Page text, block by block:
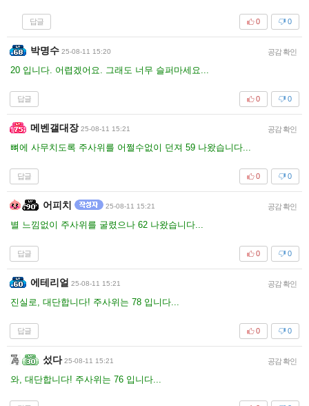
답글 0
0
박명수 25-08-11 15:20 공감 확인
20 입니다. 어렵겠어요. 그래도 너무 슬퍼마세요...
답글 0
0
메벤갤대장 25-08-11 15:21 공감 확인
뼈에 사무치도록 주사위를 어쩔수없이 던져 59 나왔습니다...
답글 0
0
어피치 25-08-11 15:21 공감 확인
별 느낌없이 주사위를 굴렸으나 62 나왔습니다...
답글 0
0
에테리얼 25-08-11 15:21 공감 확인
진실로, 대단합니다! 주사위는 78 입니다...
답글 0
0
섰다 25-08-11 15:21 공감 확인
와, 대단합니다! 주사위는 76 입니다...